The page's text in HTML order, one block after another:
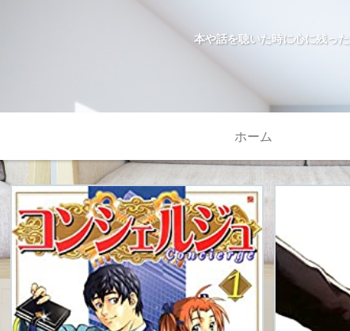
本や話を聴いた時に心に残っ
ホーム